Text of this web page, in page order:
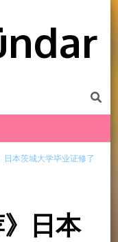
日本茨城大学毕业证修了
》日本